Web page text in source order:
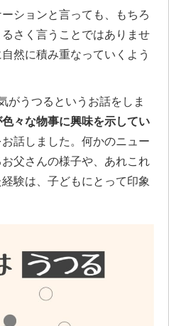
ションと言っても、もちろ
さく言うことではありませ
然に積み重なっていくよう
うつるというお話をしま
々な物事に興味を示してい
話しました。何かのニュー
父さんの様子や、あれこれ
験は、子どもにとって印象